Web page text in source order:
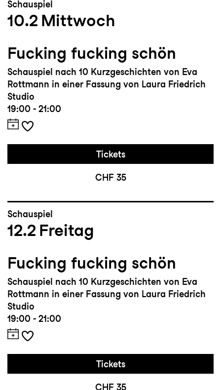
Schauspiel
10.2 Mittwoch
Fucking fucking schön
Schauspiel nach 10 Kurzgeschichten von Eva
Rottmann in einer Fassung von Laura Friedrich
Studio
19:00 - 21:00
Tickets
CHF 35
Schauspiel
12.2 Freitag
Fucking fucking schön
Schauspiel nach 10 Kurzgeschichten von Eva
Rottmann in einer Fassung von Laura Friedrich
Studio
19:00 - 21:00
Tickets
CHF 35